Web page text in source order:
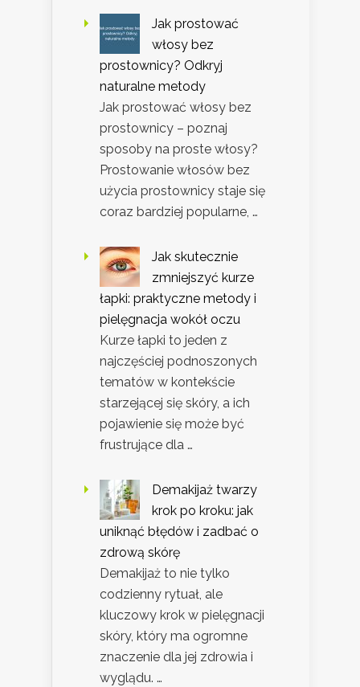
Jak prostować
włosy bez
prostownicy? Odkryj
naturalne metody
Jak prostować włosy bez
prostownicy – poznaj
sposoby na proste włosy?
Prostowanie włosów bez
użycia prostownicy staje się
coraz bardziej popularne, …
Jak skutecznie
zmniejszyć kurze
łapki: praktyczne metody i
pielęgnacja wokół oczu
Kurze łapki to jeden z
najczęściej podnoszonych
tematów w kontekście
starzejącej się skóry, a ich
pojawienie się może być
frustrujące dla …
Demakijaż twarzy
krok po kroku: jak
uniknąć błędów i zadbać o
zdrową skórę
Demakijaż to nie tylko
codzienny rytuał, ale
kluczowy krok w pielęgnacji
skóry, który ma ogromne
znaczenie dla jej zdrowia i
wyglądu. …